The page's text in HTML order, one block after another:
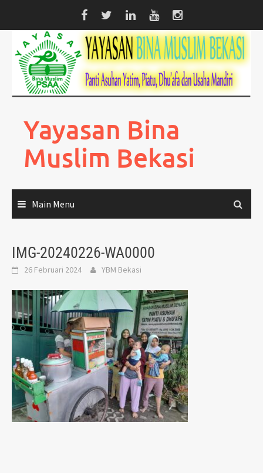
content
Yayasan Bina
Muslim Bekasi
Main Menu
IMG-20240226-WA0000
26 Februari 2024 YBM Bekasi